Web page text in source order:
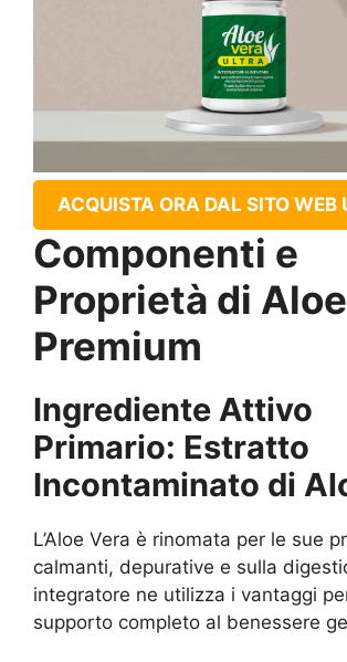
ACQUISTA ORA DAL SITO WEB
Componenti e
Proprietà di
Premium
Ingrediente Attivo
Primario: Estratto
Incontaminato di
L’Aloe Vera è rinomata per le sue
calmanti, depurative e sulla
integratore ne utilizza i vantaggi
supporto completo al benessere